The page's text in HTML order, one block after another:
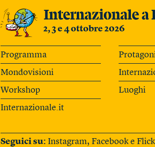
2, 3 e 4 ottobre 2026
Programma
Mondovisioni
Workshop
Luoghi
Internazionale.it
Seguici su: Instagram, Facebook e